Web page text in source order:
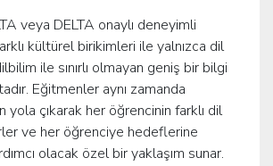
veya DELTA onaylı deneyimli
kültürel birikimleri ile yalnızca dil
ile sınırlı olmayan geniş bir bilgi
Eğitmenler aynı zamanda
yola çıkarak her öğrencinin farklı dil
ve her öğrenciye hedeflerine
olacak özel bir yaklaşım sunar.